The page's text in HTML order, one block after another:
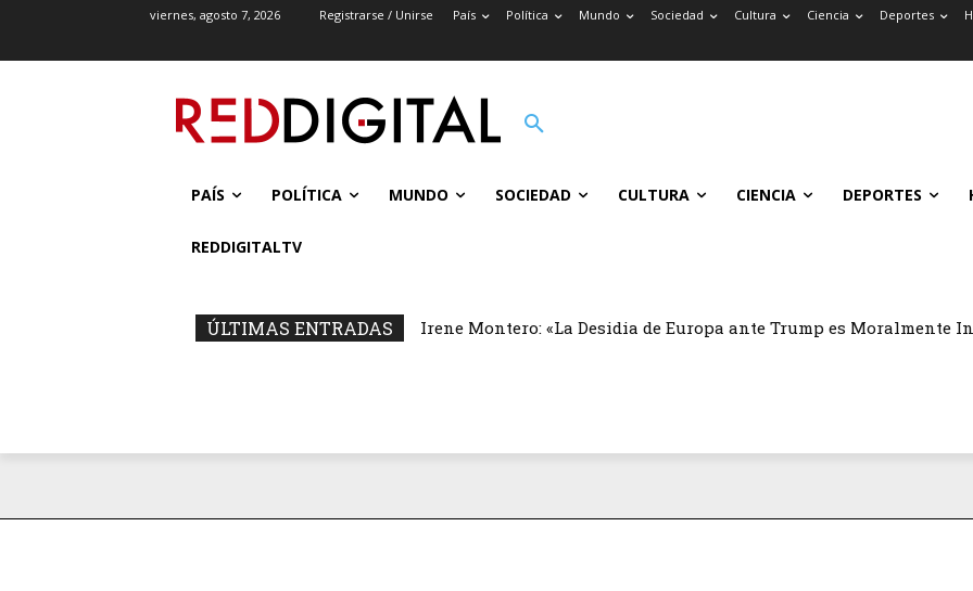
viernes, agosto 7, 2026 Registrarse / Unirse País Política Mundo Sociedad Cultura Ciencia Deportes
PAÍS POLÍTICA MUNDO SOCIEDAD CULTURA CIENCIA DEPORTES
REDDIGITALTV
ÚLTIMAS ENTRADAS Irene Montero: «La Desidia de Europa ante Trump es Moralmente